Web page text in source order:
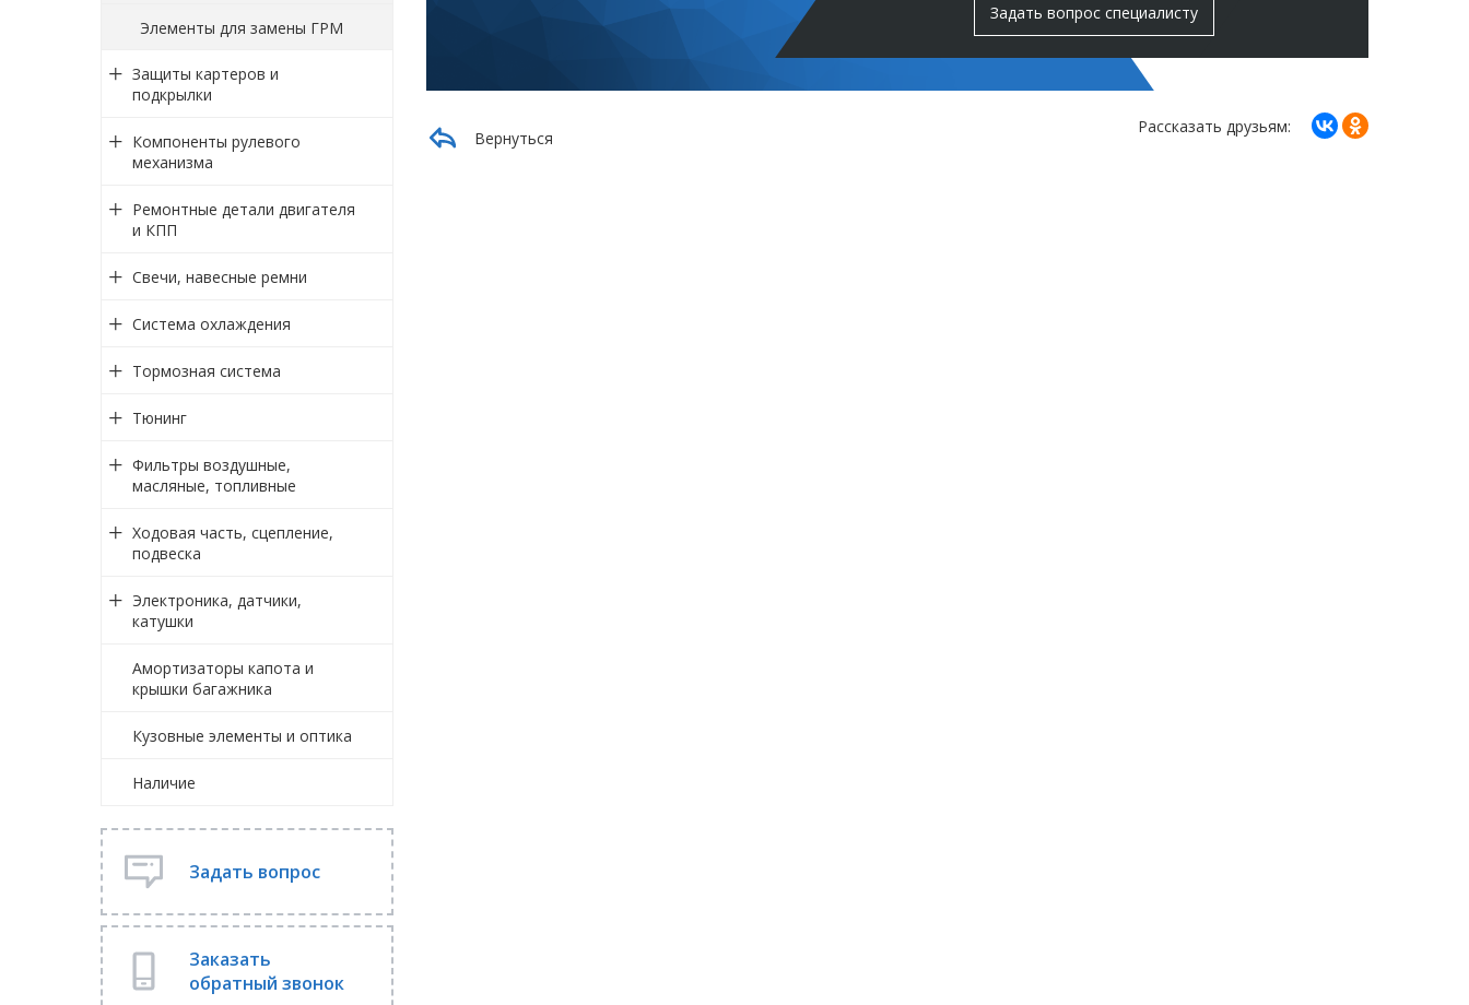
Элементы для замены ГРМ
Защиты картеров и
подкрылки
Компоненты рулевого
механизма
Ремонтные детали двигателя
и КПП
Свечи, навесные ремни
Система охлаждения
Тормозная система
Тюнинг
Фильтры воздушные,
масляные, топливные
Ходовая часть, сцепление,
подвеска
Электроника, датчики,
катушки
Амортизаторы капота и
крышки багажника
Кузовные элементы и оптика
Наличие
Задать вопрос
Заказать
обратный звонок
Задать вопрос специалисту
Вернуться
Рассказать друзьям: